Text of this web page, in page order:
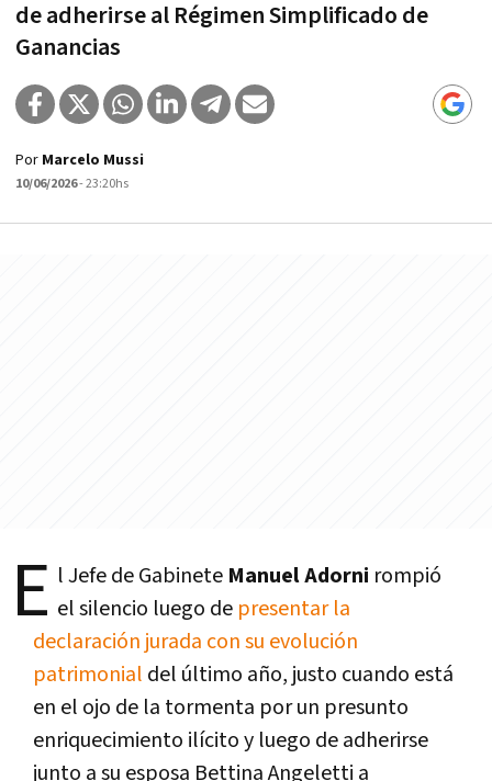
de adherirse al Régimen Simplificado de
Ganancias
Por Marcelo Mussi
10/06/2026- 23:20hs
E l Jefe de Gabinete Manuel Adorni rompió
el silencio luego de presentar la
declaración jurada con su evolución
patrimonial del último año, justo cuando está
en el ojo de la tormenta por un presunto
enriquecimiento ilícito y luego de adherirse
junto a su esposa Bettina Angeletti a